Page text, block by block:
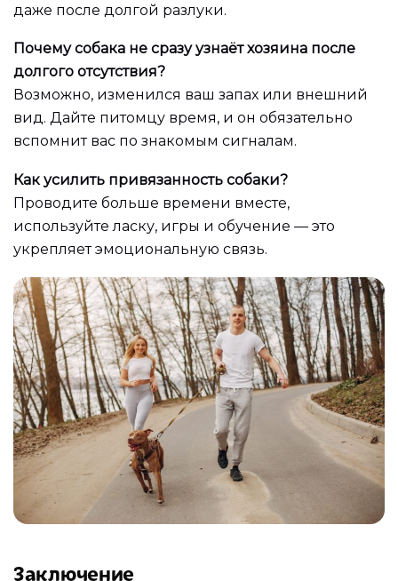
даже после долгой разлуки.
Почему собака не сразу узнаёт хозяина после
долгого отсутствия?
Возможно, изменился ваш запах или внешний
вид. Дайте питомцу время, и он обязательно
вспомнит вас по знакомым сигналам.
Как усилить привязанность собаки?
Проводите больше времени вместе,
используйте ласку, игры и обучение — это
укрепляет эмоциональную связь.
Заключение